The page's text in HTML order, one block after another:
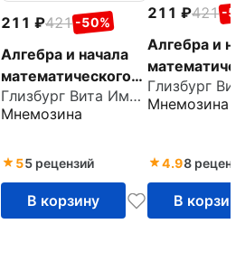
211 421 -50%
Алгебра и начала
математического
анализа. 11 класс.
Контрольные
уровень. ФГОС
Глизбург Вита Иммануиловна
Мнемозина
55 рецензий
В корзину
211 421 -
Алгебра и
анализа. 10
Контрольные
уровень.
Мнемозина
4.98
В корзину